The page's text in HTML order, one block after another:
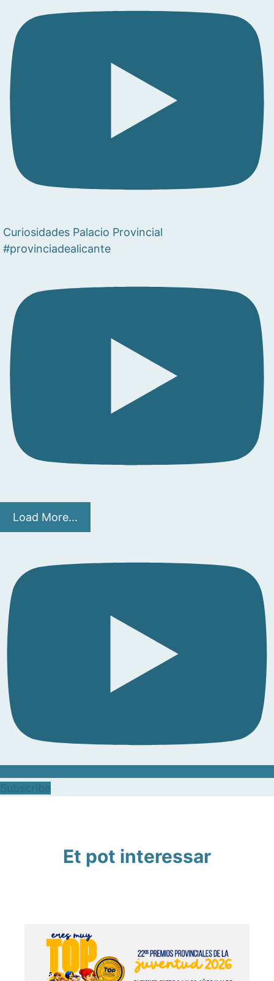
Curiosidades Palacio Provincial
#provinciadealicante
Load More...
Et pot interessar